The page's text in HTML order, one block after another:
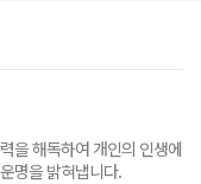
을 해독하여 개인의 인생에
명을 밝혀냅니다.